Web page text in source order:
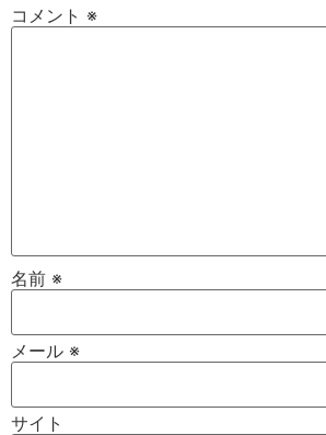
コメント ※
名前 ※
メール ※
サイト